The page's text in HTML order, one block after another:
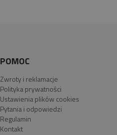
POMOC
Zwroty i reklamacje
Polityka prywatności
Ustawienia plików cookies
Pytania i odpowiedzi
Regulamin
Kontakt